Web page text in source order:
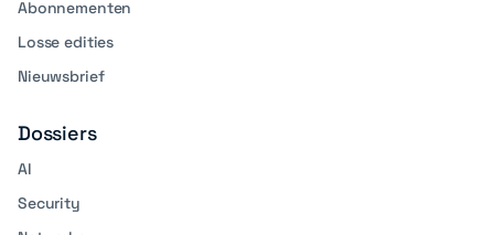
Abonnementen
Losse edities
Nieuwsbrief
Dossiers
AI
Security